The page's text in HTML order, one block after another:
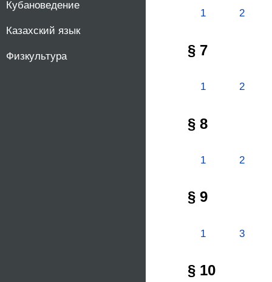
Кубановедение
Казахский язык
Физкультура
1 2
§ 7
1 2
§ 8
1 2
§ 9
1 3
§ 10